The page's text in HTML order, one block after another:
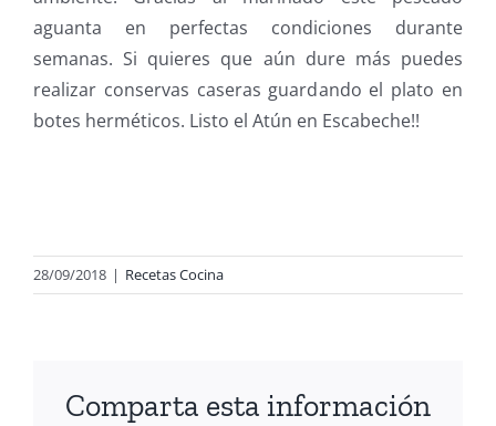
aguanta en perfectas condiciones durante
semanas. Si quieres que aún dure más puedes
realizar conservas caseras guardando el plato en
botes herméticos. Listo el Atún en Escabeche!!
28/09/2018 | Recetas Cocina
Comparta esta información